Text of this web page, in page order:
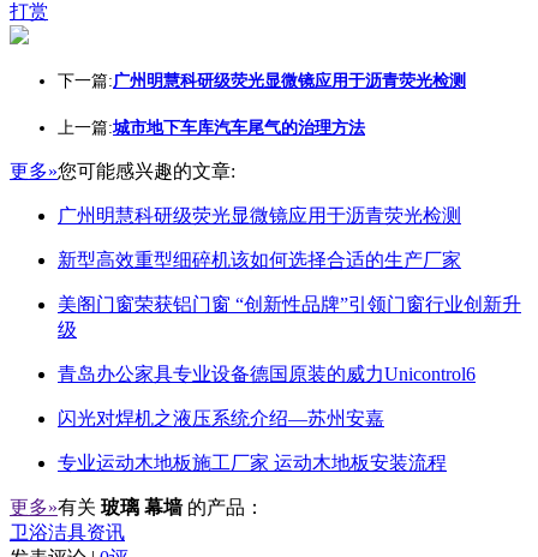
打赏
下一篇:广州明慧科研级荧光显微镜应用于沥青荧光检测
上一篇:城市地下车库汽车尾气的治理方法
更多»您可能感兴趣的文章:
广州明慧科研级荧光显微镜应用于沥青荧光检测
新型高效重型细碎机该如何选择合适的生产厂家
美阁门窗荣获铝门窗 “创新性品牌”引领门窗行业创新升
级
青岛办公家具专业设备德国原装的威力Unicontrol6
闪光对焊机之液压系统介绍—苏州安嘉
专业运动木地板施工厂家 运动木地板安装流程
更多»有关 玻璃 幕墙 的产品：
卫浴洁具资讯